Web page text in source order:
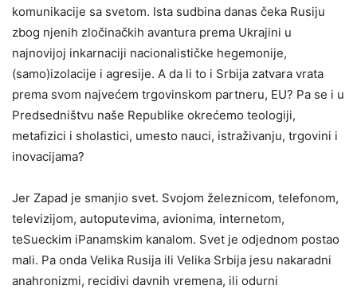
komunikacije sa svetom. Ista sudbina danas čeka Rusiju
zbog njenih zločinačkih avantura prema Ukrajini u
najnovijoj inkarnaciji nacionalističke hegemonije,
(samo)izolacije i agresije. A da li to i Srbija zatvara vrata
prema svom najvećem trgovinskom partneru, EU? Pa se i u
Predsedništvu naše Republike okrećemo teologiji,
metafizici i sholastici, umesto nauci, istraživanju, trgovini i
inovacijama?
Jer Zapad je smanjio svet. Svojom železnicom, telefonom,
televizijom, autoputevima, avionima, internetom,
teSueckim iPanamskim kanalom. Svet je odjednom postao
mali. Pa onda Velika Rusija ili Velika Srbija jesu nakaradni
anahronizmi, recidivi davnih vremena, ili odurni